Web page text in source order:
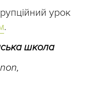
урок
.
школа